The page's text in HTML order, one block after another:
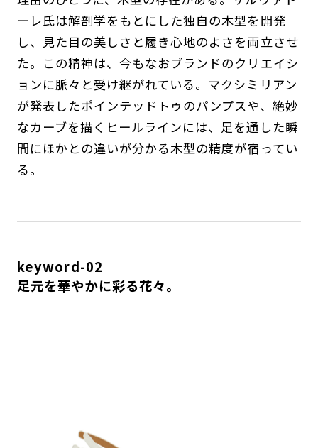
ーレ氏は解剖学をもとにした独自の木型を開発
し、見た目の美しさと履き心地のよさを両立させ
た。この精神は、今もなおブランドのクリエイシ
ョンに脈々と受け継がれている。マクシミリアン
が発表したポインテッドトゥのパンプスや、絶妙
なカーブを描くヒールラインには、足を通した瞬
間にほかとの違いが分かる木型の精度が宿ってい
る。
keyword-02
足元を華やかに彩る花々。